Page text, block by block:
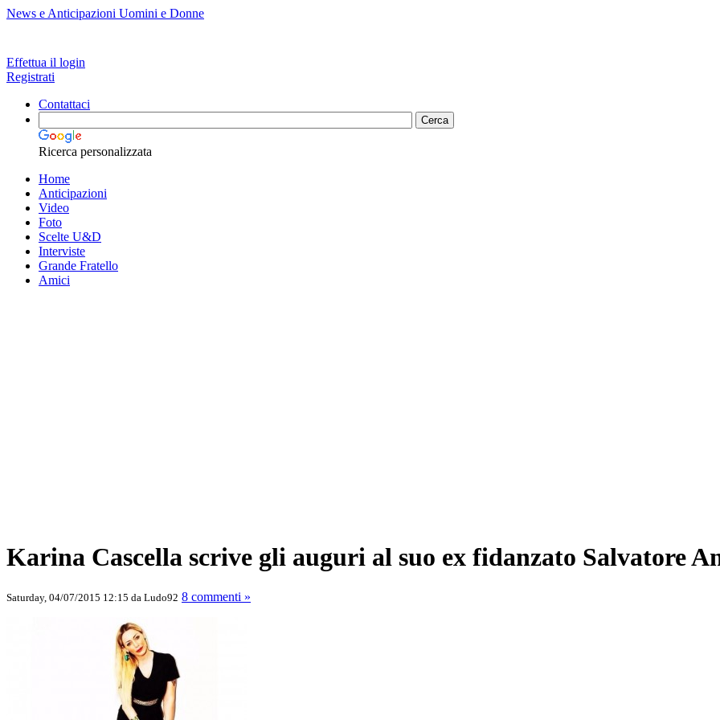
News e Anticipazioni Uomini e Donne
Effettua il login
Registrati
Contattaci
Ricerca personalizzata
Home
Anticipazioni
Video
Foto
Scelte U&D
Interviste
Grande Fratello
Amici
Karina Cascella scrive gli auguri al suo ex fidanzato Salvatore
Saturday, 04/07/2015 12:15 da Ludo92 8 commenti »